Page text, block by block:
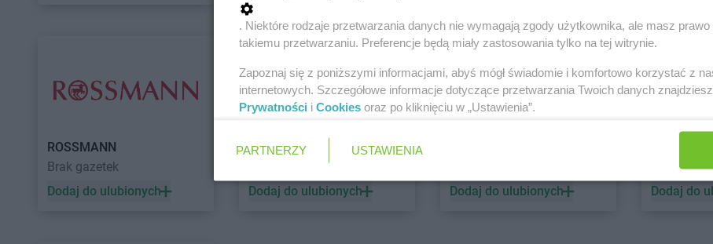
ROSSMANN
Brak gazetek
Dodaj do ulubionych
Auchan
Dodaj do ulubionych
Dodaj do ulubionych
12 gazetek
Dodaj do
. Niektóre rodzaje przetwarzania danych nie wymagają zgody użytkownika, ale masz
takiemu przetwarzaniu. Preferencje będą miały zastosowania tylko na tej witrynie.
Zapoznaj się z poniższymi informacjami, abyś mógł świadomie i komfortowo korzystać z
internetowych. Szczegółowe informacje dotyczące przetwarzania Twoich danych
Prywatności i Cookies oraz po kliknięciu w „Ustawienia”.
PARTNERZY USTAWIENIA